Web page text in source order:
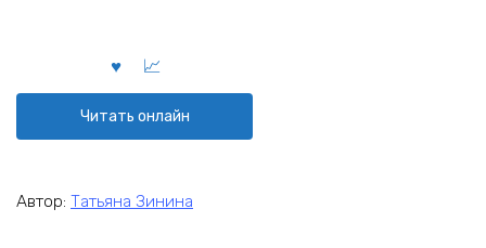
Читать онлайн
Автор: Татьяна Зинина